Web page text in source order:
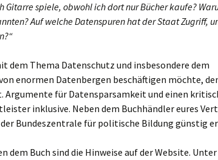
Gitarre spiele, obwohl ich dort nur Bücher kaufe?
Auf welche Datenspuren hat der Staat Zugriff,
dem Thema Datenschutz und insbesondere dem
enormen Datenbergen beschäftigen möchte,
Argumente für Datensparsamkeit und einen
inklusive. Neben dem Buchhändler eures
Bundeszentrale für politische Bildung günstig
dem Buch sind die Hinweise auf der Website.